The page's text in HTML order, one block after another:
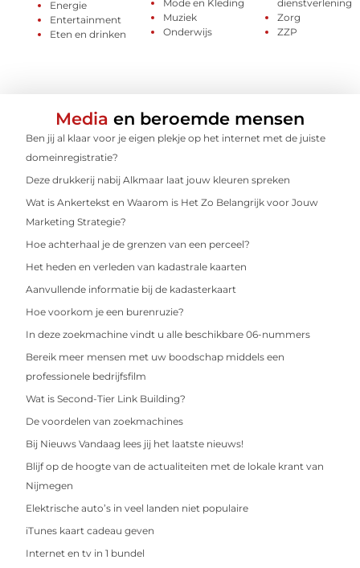
Energie
Entertainment
Eten en drinken
Mode en Kleding
Muziek
Onderwijs
dienstverlening
Zorg
ZZP
Media en beroemde mensen
Ben jij al klaar voor je eigen plekje op het internet met de juiste
domeinregistratie?
Deze drukkerij nabij Alkmaar laat jouw kleuren spreken
Wat is Ankertekst en Waarom is Het Zo Belangrijk voor Jouw
Marketing Strategie?
Hoe achterhaal je de grenzen van een perceel?
Het heden en verleden van kadastrale kaarten
Aanvullende informatie bij de kadasterkaart
Hoe voorkom je een burenruzie?
In deze zoekmachine vindt u alle beschikbare 06-nummers
Bereik meer mensen met uw boodschap middels een
professionele bedrijfsfilm
Wat is Second-Tier Link Building?
De voordelen van zoekmachines
Bij Nieuws Vandaag lees jij het laatste nieuws!
Blijf op de hoogte van de actualiteiten met de lokale krant van
Nijmegen
Elektrische auto’s in veel landen niet populaire
iTunes kaart cadeau geven
Internet en tv in 1 bundel